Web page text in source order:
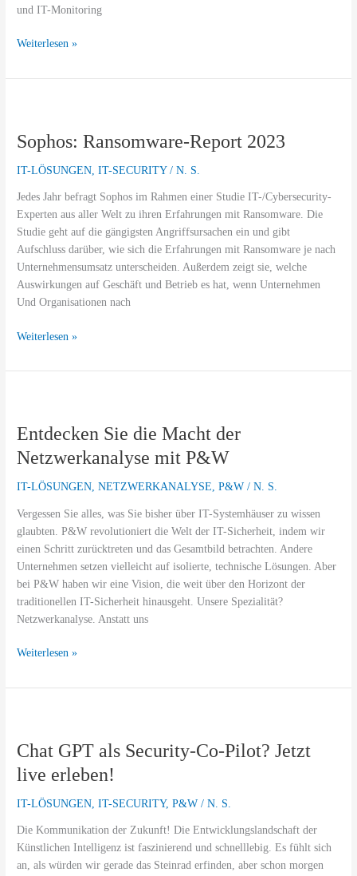
und IT-Monitoring
Weiterlesen »
Sophos: Ransomware-Report 2023
IT-LÖSUNGEN ,IT-SECURITY/N. S.
Jedes Jahr befragt Sophos im Rahmen einer Studie IT-/Cybersecurity-
Experten aus aller Welt zu ihren Erfahrungen mit Ransomware. Die
Studie geht auf die gängigsten Angriffsursachen ein und gibt
Aufschluss darüber, wie sich die Erfahrungen mit Ransomware je nach
Unternehmensumsatz unterscheiden. Außerdem zeigt sie, welche
Auswirkungen auf Geschäft und Betrieb es hat, wenn Unternehmen
Und Organisationen nach
Report
2023
Weiterlesen »
Entdecken Sie die Macht der
Netzwerkanalyse mit P&W
IT-LÖSUNGEN,NETZWERKANALYSE,P&W /N. S.
Vergessen Sie alles, was Sie bisher über IT-Systemhäuser zu wissen
glaubten. P&W revolutioniert die Welt der IT-Sicherheit, indem wir
einen Schritt zurücktreten und das Gesamtbild betrachten. Andere
Unternehmen setzen vielleicht auf isolierte, technische Lösungen. Aber
bei P&W haben wir eine Vision, die weit über den Horizont der
traditionellen IT-Sicherheit hinausgeht. Unsere Spezialität?
Netzwerkanalyse. Anstatt uns
die
der
Netzwerkanalyse
P&W
Weiterlesen »
Chat GPT als Security-Co-Pilot? Jetzt
live erleben!
IT-LÖSUNGEN ,IT-SECURITY,P&W /N. S.
Die Kommunikation der Zukunft! Die Entwicklungslandschaft der
Künstlichen Intelligenz ist faszinierend und schnelllebig. Es fühlt sich
an, als würden wir gerade das Steinrad erfinden, aber schon morgen
als
Security-
Co-
Pilot?
live
erleben!